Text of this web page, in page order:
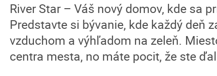
River Star – Váš nový domov, kde sa
Predstavte si bývanie, kde každý deň
vzduchom a výhľadom na zeleň.
centra mesta, no máte pocit, že ste